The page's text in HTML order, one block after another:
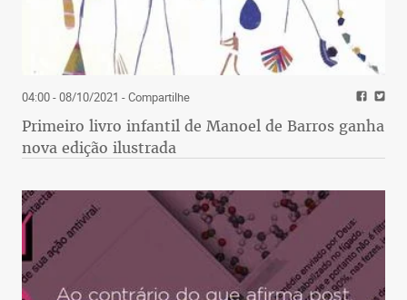
04:00 - 08/10/2021 - Compartilhe
Primeiro livro infantil de Manoel de Barros ganha
nova edição ilustrada